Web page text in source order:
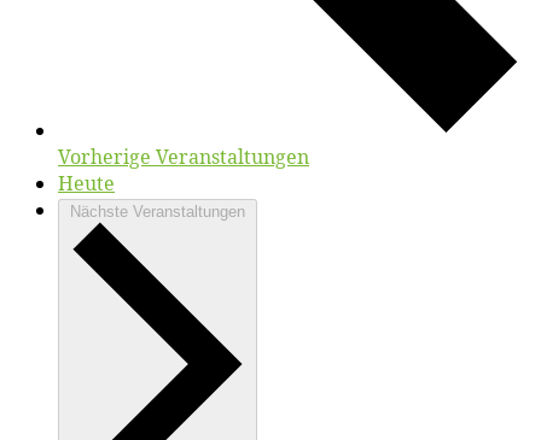
Vorherige Veranstaltungen
Heute
Nächste Veranstaltungen